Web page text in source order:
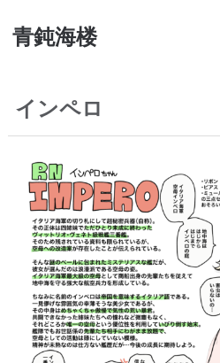
青鈍海楼
インペロ